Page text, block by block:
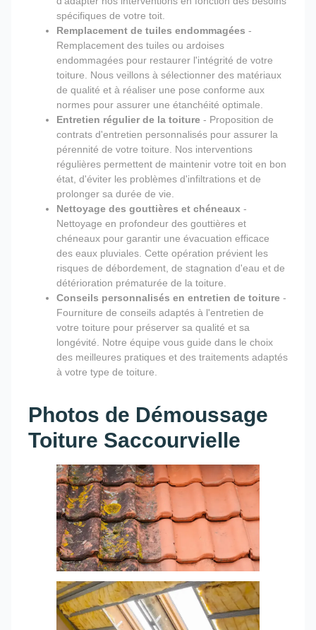
spécifiques de votre toit.
Remplacement de tuiles endommagées -
Remplacement des tuiles ou ardoises
endommagées pour restaurer l'intégrité de votre
toiture. Nous veillons à sélectionner des matériaux
de qualité et à réaliser une pose conforme aux
normes pour assurer une étanchéité optimale.
Entretien régulier de la toiture - Proposition de
contrats d'entretien personnalisés pour assurer la
pérennité de votre toiture. Nos interventions
régulières permettent de maintenir votre toit en bon
état, d'éviter les problèmes d'infiltrations et de
prolonger sa durée de vie.
Nettoyage des gouttières et chéneaux -
Nettoyage en profondeur des gouttières et
chéneaux pour garantir une évacuation efficace
des eaux pluviales. Cette opération prévient les
risques de débordement, de stagnation d'eau et de
détérioration prématurée de la toiture.
Conseils personnalisés en entretien de toiture -
Fourniture de conseils adaptés à l'entretien de
votre toiture pour préserver sa qualité et sa
longévité. Notre équipe vous guide dans le choix
des meilleures pratiques et des traitements adaptés
à votre type de toiture.
Photos de Démoussage
Toiture Saccourvielle